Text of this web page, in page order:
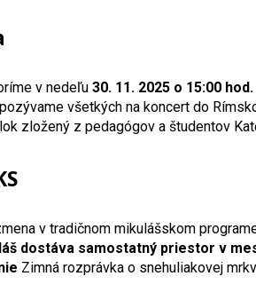
v nedeľu 30. 11. 2025 o 15:00
všetkých na koncert do
zložený z pedagógov a študentov
v tradičnom mikulášskom
dostáva samostatný priestor v
Zimná rozprávka o snehuliakovej